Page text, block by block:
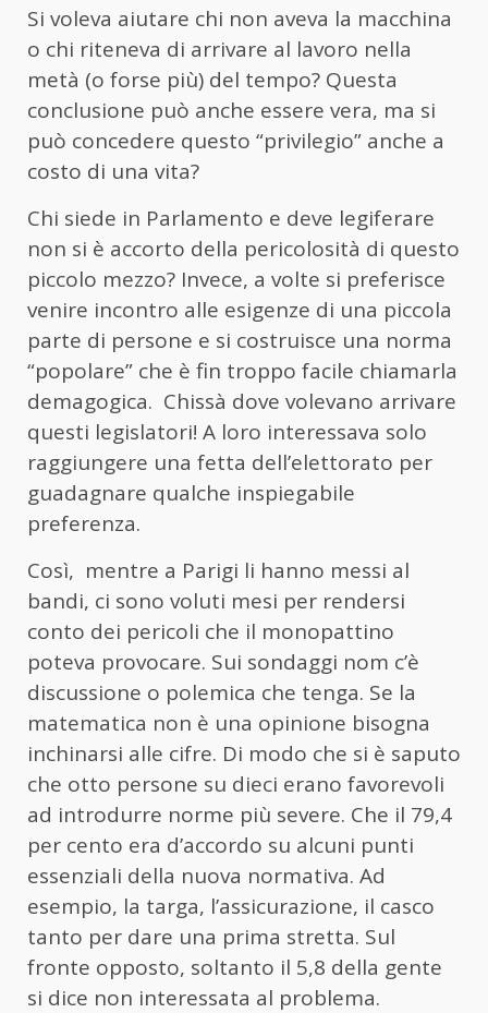
Si voleva aiutare chi non aveva la macchina
o chi riteneva di arrivare al lavoro nella
metà (o forse più) del tempo? Questa
conclusione può anche essere vera, ma si
può concedere questo “privilegio” anche a
costo di una vita?
Chi siede in Parlamento e deve legiferare
non si è accorto della pericolosità di questo
piccolo mezzo? Invece, a volte si preferisce
venire incontro alle esigenze di una piccola
parte di persone e si costruisce una norma
“popolare” che è fin troppo facile chiamarla
demagogica. Chissà dove volevano arrivare
questi legislatori! A loro interessava solo
raggiungere una fetta dell’elettorato per
guadagnare qualche inspiegabile
preferenza.
Così, mentre a Parigi li hanno messi al
bandi, ci sono voluti mesi per rendersi
conto dei pericoli che il monopattino
poteva provocare. Sui sondaggi nom c’è
discussione o polemica che tenga. Se la
matematica non è una opinione bisogna
inchinarsi alle cifre. Di modo che si è saputo
che otto persone su dieci erano favorevoli
ad introdurre norme più severe. Che il 79,4
per cento era d’accordo su alcuni punti
essenziali della nuova normativa. Ad
esempio, la targa, l’assicurazione, il casco
tanto per dare una prima stretta. Sul
fronte opposto, soltanto il 5,8 della gente
si dice non interessata al problema.